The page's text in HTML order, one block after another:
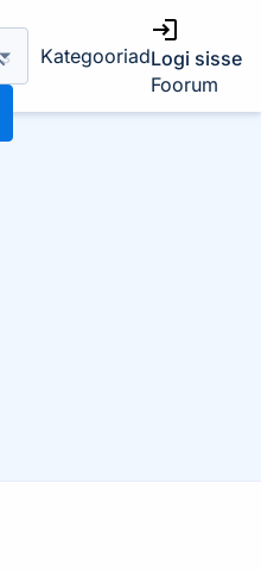
KategooriadLogi sisse
Foorum